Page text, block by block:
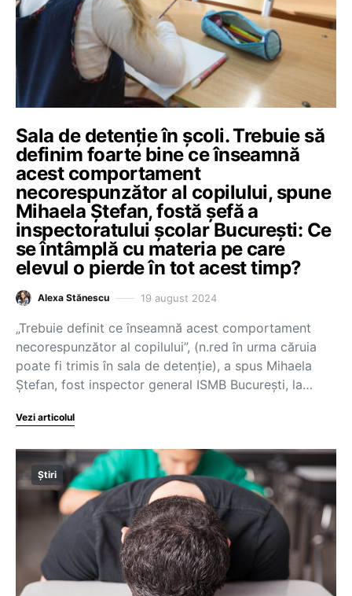
Sala de detenție în școli. Trebuie să
definim foarte bine ce înseamnă
acest comportament
necorespunzător al copilului, spune
Mihaela Ștefan, fostă șefă a
inspectoratului școlar București: Ce
se întâmplă cu materia pe care
elevul o pierde în tot acest timp?
Alexa Stănescu 19 august 2024
„Trebuie definit ce înseamnă acest comportament
necorespunzător al copilului”, (n.red în urma căruia
poate fi trimis în sala de detenție), a spus Mihaela
Ștefan, fost inspector general ISMB București, la…
Vezi articolul
Știri